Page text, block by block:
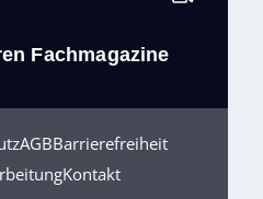
Fachmagazine
AGBBarrierefreiheit
Kontakt